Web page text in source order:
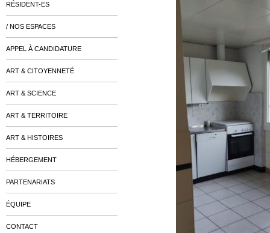
RÉSIDENT-ES
/ NOS ESPACES
APPEL À CANDIDATURE
ART & CITOYENNETÉ
ART & SCIENCE
ART & TERRITOIRE
ART & HISTOIRES
HÉBERGEMENT
PARTENARIATS
ÉQUIPE
CONTACT